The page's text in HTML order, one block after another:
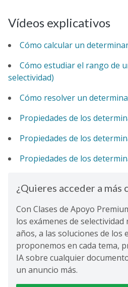
Vídeos explicativos
Cómo calcular un
Cómo estudiar el rango de
selectividad)
Cómo resolver un
Propiedades de los
Propiedades de los
Propiedades de los
¿Quieres acceder a más
Con Clases de Apoyo
los exámenes de
años, a las soluciones de los
proponemos en cada tema,
IA sobre cualquier
un anuncio más.